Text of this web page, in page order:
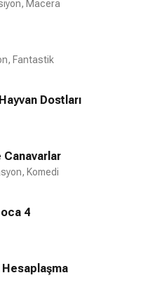
Macera
Fantastik
Dostları
Canavarlar
Komedi
4